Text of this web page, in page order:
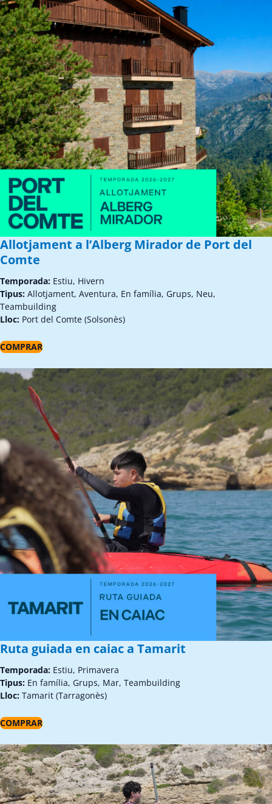
Allotjament a l’Alberg Mirador de Port del
Comte
Temporada: Estiu, Hivern
Tipus: Allotjament, Aventura, En família, Grups, Neu,
Teambuilding
Lloc: Port del Comte (Solsonès)
COMPRAR
Ruta guiada en caiac a Tamarit
Temporada: Estiu, Primavera
Tipus: En família, Grups, Mar, Teambuilding
Lloc: Tamarit (Tarragonès)
COMPRAR